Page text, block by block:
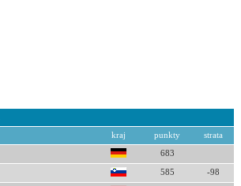
kraj punkty strata
683
585 -98